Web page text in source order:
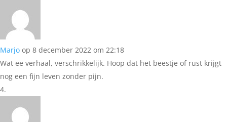
Marjo op 8 december 2022 om 22:18
Wat ee verhaal, verschrikkelijk. Hoop dat het beestje of rust krijgt
nog een fijn leven zonder pijn.